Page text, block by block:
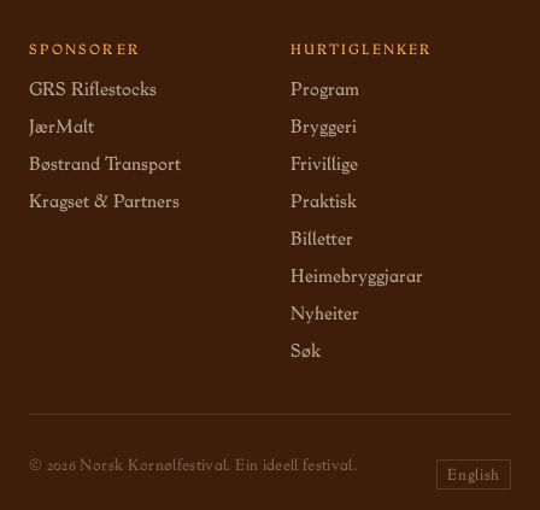
SPONSORER
GRS Riflestocks
JærMalt
Bøstrand Transport
Kragset & Partners
HURTIGLENKER
Program
Bryggeri
Frivillige
Praktisk
Billetter
Heimebryggjarar
Nyheiter
Søk
© 2026 Norsk Kornølfestival. Ein ideell festival.
English